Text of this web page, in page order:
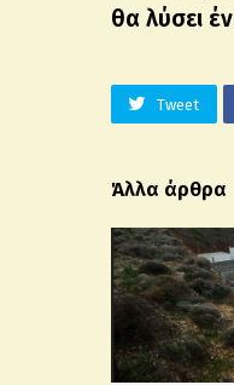
θα λύσει
Tweet
Άλλα άρθρα